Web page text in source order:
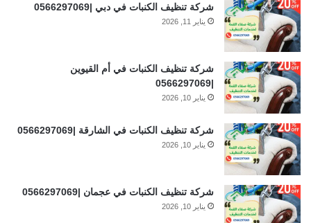
شركة تنظيف الكنبات في دبي |0566297069
يناير 11, 2026
شركة تنظيف الكنبات في أم القيوين
|0566297069
يناير 10, 2026
شركة تنظيف الكنبات في الشارقة |0566297069
يناير 10, 2026
شركة تنظيف الكنبات في عجمان |0566297069
يناير 10, 2026